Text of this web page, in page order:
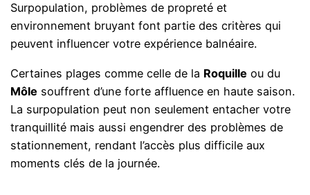
Surpopulation, problèmes de propreté et
environnement bruyant font partie des critères qui
peuvent influencer votre expérience balnéaire.
Certaines plages comme celle de la Roquille ou du
Môle souffrent d’une forte affluence en haute saison.
La surpopulation peut non seulement entacher votre
tranquillité mais aussi engendrer des problèmes de
stationnement, rendant l’accès plus difficile aux
moments clés de la journée.